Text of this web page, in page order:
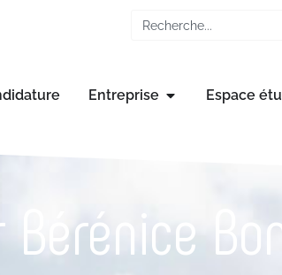
Entreprise Espace